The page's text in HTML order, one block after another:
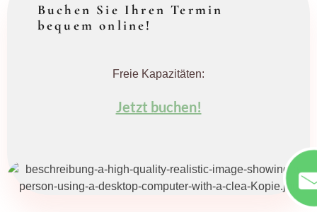
Buchen Sie Ihren Termin
bequem online!
Jetzt buchen!
Freie Kapazitäten: